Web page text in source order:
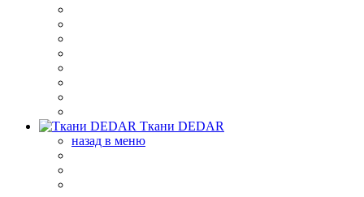
Ткани DEDAR
назад в меню